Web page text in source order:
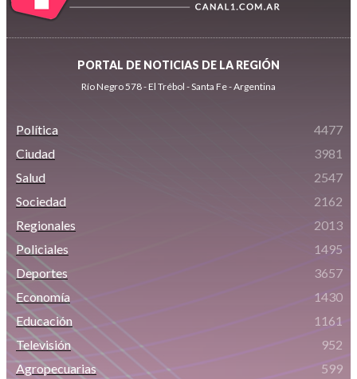
PORTAL DE NOTICIAS DE LA REGIÓN
Río Negro 578 - El Trébol - Santa Fe - Argentina
Política
4477
Ciudad
3981
Salud
2547
Sociedad
2162
Regionales
2013
Policiales
1495
Deportes
3657
Economía
1430
Educación
1161
Televisión
952
Agropecuarias
599